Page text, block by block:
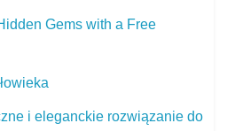
Gems with a Free
i eleganckie rozwiązanie do